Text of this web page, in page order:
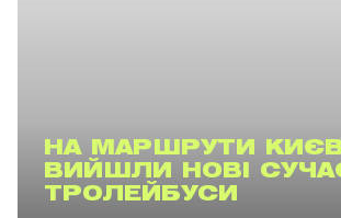
НА МАРШРУТИ
ВИЙШЛИ НОВІ
ТРОЛЕЙБУСИ